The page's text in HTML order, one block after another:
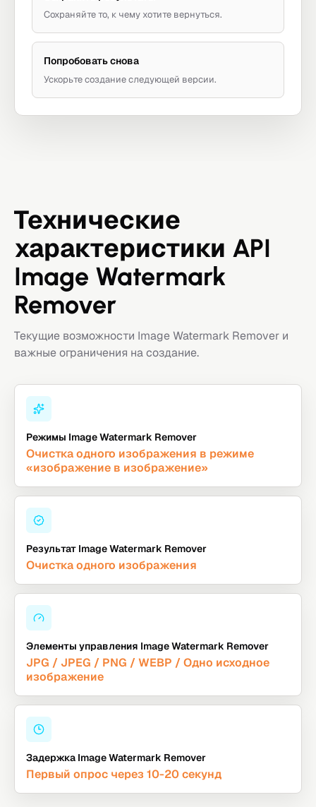
Сохраняйте то, к чему хотите вернуться.
Попробовать снова
Ускорьте создание следующей версии.
Технические
характеристики API
Image Watermark
Remover
Текущие возможности Image Watermark Remover и
важные ограничения на создание.
Режимы Image Watermark Remover
Очистка одного изображения в режиме
«изображение в изображение»
Результат Image Watermark Remover
Очистка одного изображения
Элементы управления Image Watermark Remover
JPG / JPEG / PNG / WEBP / Одно исходное
изображение
Задержка Image Watermark Remover
Первый опрос через 10-20 секунд